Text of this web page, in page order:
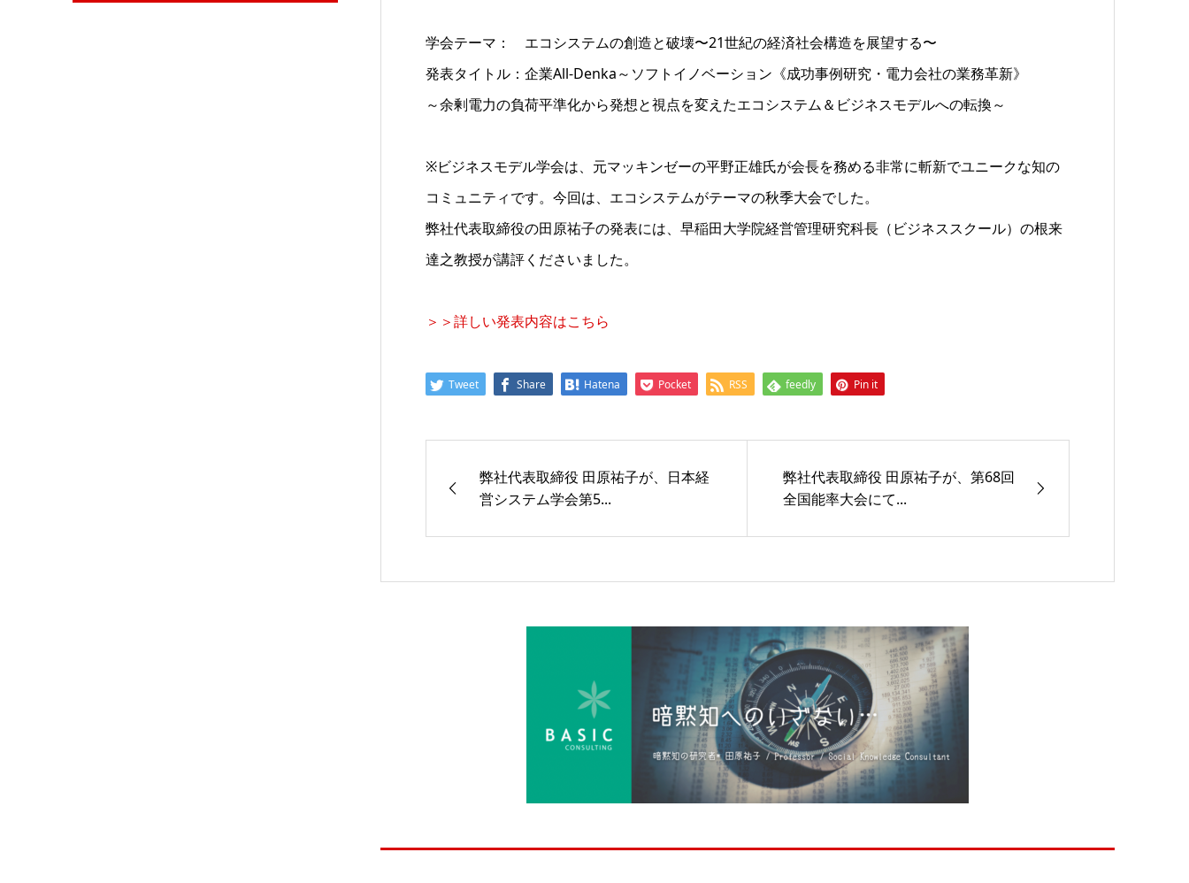
学会テーマ： エコシステムの創造と破壊〜21世紀の経済社会構造を展望する〜
発表タイトル：企業All-Denka～ソフトイノベーション《成功事例研究・電力会社の業務革新》
～余剰電力の負荷平準化から発想と視点を変えたエコシステム＆ビジネスモデルへの転換～
※ビジネスモデル学会は、元マッキンゼーの平野正雄氏が会長を務める非常に斬新でユニークな知の
コミュニティです。今回は、エコシステムがテーマの秋季大会でした。
弊社代表取締役の田原祐子の発表には、早稲田大学院経営管理研究科長（ビジネススクール）の根来
達之教授が講評くださいました。
＞＞詳しい発表内容はこちら
Tweet Share Hatena Pocket RSS feedly Pin it
弊社代表取締役 田原祐子が、日本経
営システム学会第5...
弊社代表取締役 田原祐子が、第68回
全国能率大会にて...